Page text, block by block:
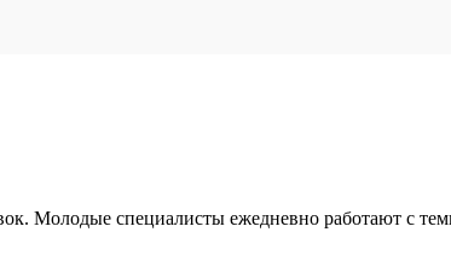
Молодые специалисты ежедневно работают с